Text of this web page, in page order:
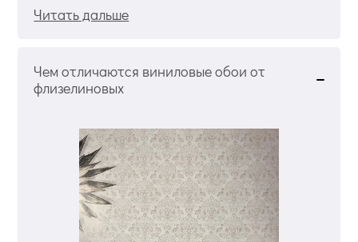
Читать дальше
Чем отличаются виниловые обои от
флизелиновых